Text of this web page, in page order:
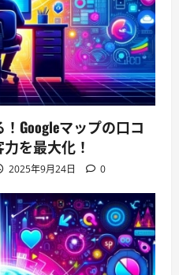
Googleマップの口コ
を最大化！
2025年9月24日 0